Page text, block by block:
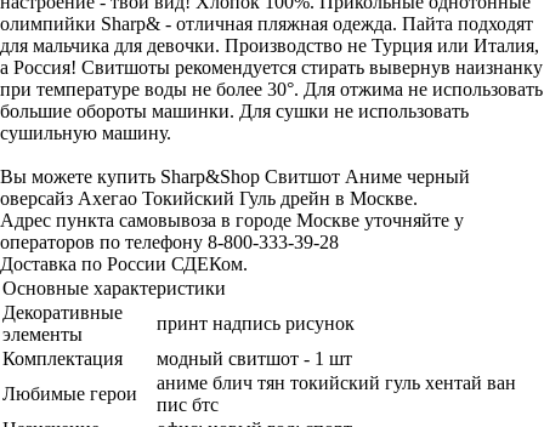
олимпийки Sharp& - отличная пляжная одежда. Пайта подходят
для мальчика для девочки. Производство не Турция или Италия,
а Россия! Свитшоты рекомендуется стирать вывернув наизнанку
при температуре воды не более 30°. Для отжима не использовать
большие обороты машинки. Для сушки не использовать
сушильную машину.
Вы можете купить Sharp&Shop Свитшот Аниме черный
оверсайз Ахегао Токийский Гуль дрейн в Москве.
Адрес пункта самовывоза в городе Москве уточняйте у
операторов по телефону 8-800-333-39-28
Доставка по России СДЕКом.
Основные характеристики
Декоративные
элементы
принт надпись рисунок
Комплектация
модный свитшот - 1 шт
Любимые герои
аниме блич тян токийский гуль хентай ван
пис бтс